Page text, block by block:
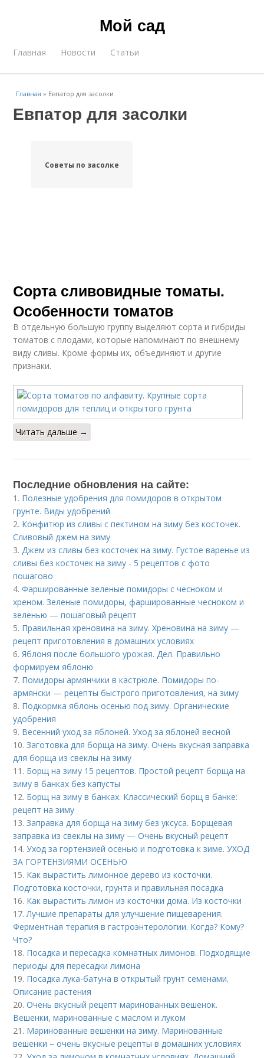
Мой сад
Главная Новости Статьи
Главная » Евпатор для засолки
Евпатор для засолки
Советы по засолке
Сорта сливовидные томаты.
Особенности томатов
В отдельную большую группу выделяют сорта и гибриды
томатов с плодами, которые напоминают по внешнему
виду сливы. Кроме формы их, объединяют и другие
признаки.
Читать дальше →
Последние обновления на сайте:
1. Полезные удобрения для помидоров в открытом
грунте. Виды удобрений
2. Конфитюр из сливы с пектином на зиму без косточек.
Сливовый джем на зиму
3.Джем из сливы без косточек на зиму. Густое варенье из
сливы без косточек на зиму - 5 рецептов с фото
пошагово
4.Фаршированные зеленые помидоры с чесноком и
хреном. Зеленые помидоры, фаршированные чесноком и
зеленью — пошаговый рецепт
5. Правильная хреновина на зиму. Хреновина на зиму —
рецепт приготовления в домашних условиях
6.Яблоня после большого урожая. Дел. Правильно
формируем яблоню
7. Помидоры армянчики в кастрюле. Помидоры по-
армянски — рецепты быстрого приготовления, на зиму
8. Подкормка яблонь осенью под зиму. Органические
удобрения
9. Весенний уход за яблоней. Уход за яблоней весной
10.Заготовка для борща на зиму. Очень вкусная заправка
для борща из свеклы на зиму
11. Борщ на зиму 15 рецептов. Простой рецепт борща на
зиму в банках без капусты
12. Борщ на зиму в банках. Классический борщ в банке:
рецепт на зиму
13.Заправка для борща на зиму без уксуса. Борщевая
заправка из свеклы на зиму — Очень вкусный рецепт
14.Уход за гортензией осенью и подготовка к зиме. УХОД
ЗА ГОРТЕНЗИЯМИ ОСЕНЬЮ
15. Как вырастить лимонное дерево из косточки.
Подготовка косточки, грунта и правильная посадка
16. Как вырастить лимон из косточки дома. Из косточки
17.Лучшие препараты для улучшение пищеварения.
Ферментная терапия в гастроэнтерологии. Когда? Кому?
Что?
18. Посадка и пересадка комнатных лимонов. Подходящие
периоды для пересадки лимона
19. Посадка лука-батуна в открытый грунт семенами.
Описание растения
20.Очень вкусный рецепт маринованных вешенок.
Вешенки, маринованные с маслом и луком
21. Маринованные вешенки на зиму. Маринованные
вешенки – очень вкусные рецепты в домашних условиях